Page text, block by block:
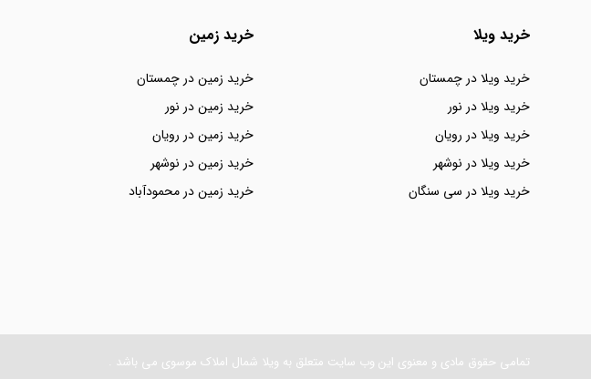
خرید ویلا
خرید ویلا در چمستان
خرید ویلا در نور
خرید ویلا در رویان
خرید ویلا در نوشهر
خرید ویلا در سی سنگان
خرید زمین
خرید زمین در چمستان
خرید زمین در نور
خرید زمین در رویان
خرید زمین در نوشهر
خرید زمین در محمودآباد
تمامی حقوق مادی و معنوی این وب سایت متعلق به ویلا شمال املاک موسوی می باشد .